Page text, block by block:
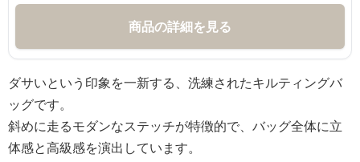
商品の詳細を見る
ダサいという印象を一新する、洗練されたキルティングバ
ッグです。
斜めに走るモダンなステッチが特徴的で、バッグ全体に立
体感と高級感を演出しています。